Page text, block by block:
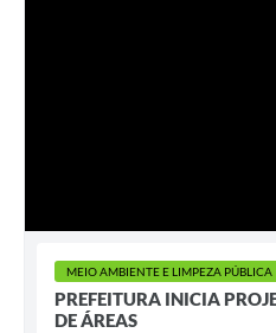
MEIO AMBIENTE E LIMPEZA PÚBLICA
PREFEITURA INICIA
DE ÁREAS